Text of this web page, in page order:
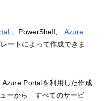
、PowerShell、 Azure
ートによって作成できま
Azure Portalを利用した作成
ーから「すべてのサービ